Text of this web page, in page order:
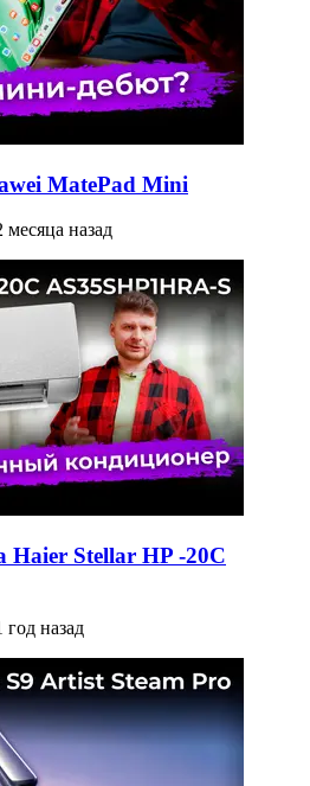
MatePad Mini
месяца назад
Haier Stellar HP -20C
год назад